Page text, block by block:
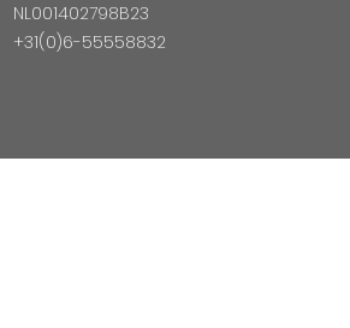
NL001402798B23
+31(0)6-55558832